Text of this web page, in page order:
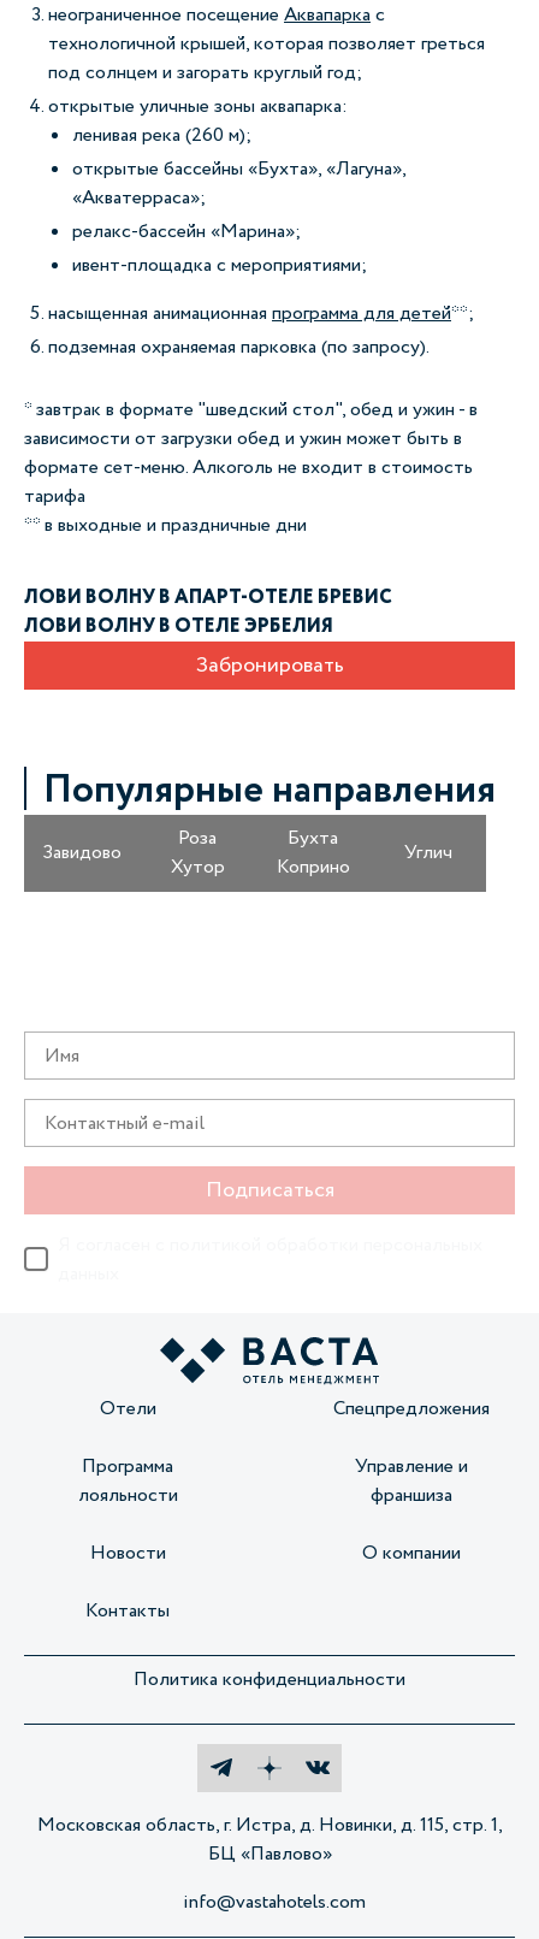
неограниченное посещение Аквапаркас
технологичной крышей, которая позволяет греться
под солнцем и загорать круглый год;
открытые уличные зоны аквапарка:
ленивая река (260 м);
открытые бассейны «Бухта», «Лагуна»,
«Акватерраса»;
релакс-бассейн «Марина»;
ивент-площадка с мероприятиями;
насыщенная анимационная программа для детей**;
подземная охраняемая парковка (по запросу).
* завтрак в формате "шведский стол", обед и ужин - в
зависимости от загрузки обед и ужин может быть в
формате сет-меню. Алкоголь не входит в стоимость
тарифа
** в выходные и праздничные дни
ЛОВИ ВОЛНУ В АПАРТ-ОТЕЛЕ БРЕВИС
ЛОВИ ВОЛНУ В ОТЕЛЕ ЭРБЕЛИЯ
Забронировать
Популярные направления
Завидово
Роза
Хутор
Бухта
Коприно
Углич
Подписаться
Отели Спецпредложения
Программа
лояльности
Управление и
франшиза
Новости О компании
Контакты
Политика конфиденциальности
Московская область, г. Истра, д. Новинки, д. 115, стр. 1,
БЦ «Павлово»
info@vastahotels.com